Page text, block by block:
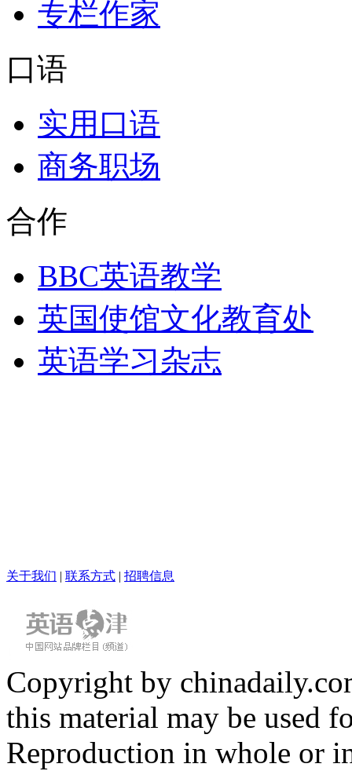
专栏作家
口语
实用口语
商务职场
合作
BBC英语教学
英国使馆文化教育处
英语学习杂志
关于我们 | 联系方式 | 招聘信息
Copyright by
this material may be used
Reproduction in whole or